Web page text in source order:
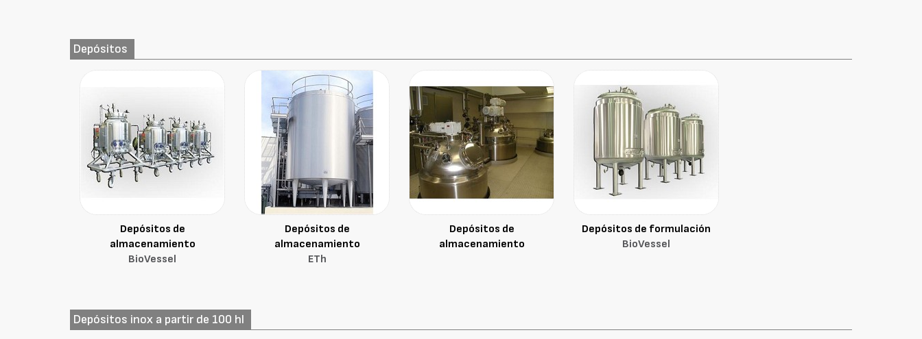
Depósitos
Depósitos de
almacenamiento
BioVessel
Depósitos de
almacenamiento
ETh
Depósitos de
almacenamiento
Depósitos de formulación
BioVessel
Depósitos inox a partir de 100 hl